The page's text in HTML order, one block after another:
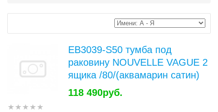
EB3039-S50 тумба под
раковину NOUVELLE VAGUE 2
ящика /80/(аквамарин сатин)
118 490руб.